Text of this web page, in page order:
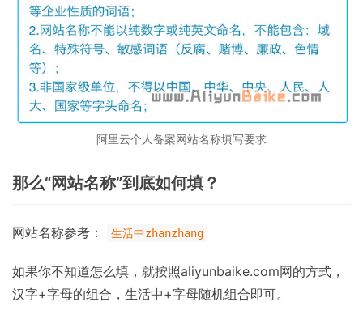
阿里云个人备案网站名称填写要求
那么“网站名称”到底如何填？
网站名称参考： 生活中zhanzhang
如果你不知道怎么填，就按照aliyunbaike.com网的方式，
汉字+字母的组合，生活中+字母随机组合即可。